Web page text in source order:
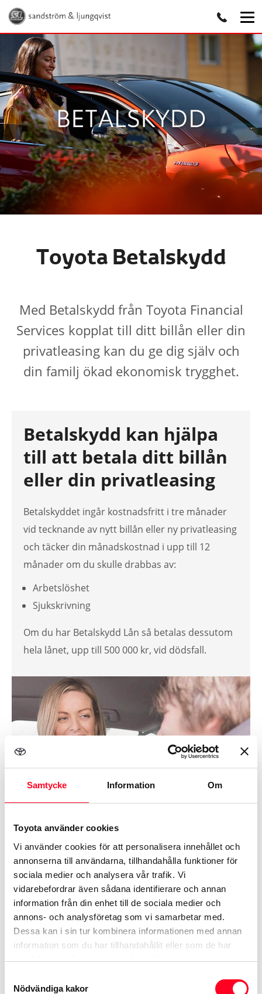
Samtycke Information Om
Toyota använder cookies
Vi använder cookies för att personalisera innehållet och
annonserna till användarna, tillhandahålla funktioner för
sociala medier och analysera vår trafik. Vi
vidarebefordrar även sådana identifierare och annan
information från din enhet till de sociala medier och
annons- och analysföretag som vi samarbetar med.
Dessa kan i sin tur kombinera informationen med annan
information som du har tillhandahållit eller som de har
samlat in när du har använt deras tjänster.
Nödvändiga kakor
Toyota Betalskydd
Med Betalskydd från Toyota Financial
Services kopplat till ditt billån eller din
privatleasing kan du ge dig själv och
din familj ökad ekonomisk trygghet.
Betalskydd kan hjälpa
till att betala ditt billån
eller din privatleasing
Betalskyddet ingår kostnadsfritt i tre månader
vid tecknande av nytt billån eller ny privatleasing
och täcker din månadskostnad i upp till 12
månader om du skulle drabbas av:
Arbetslöshet
Sjukskrivning
Om du har Betalskydd Lån så betalas dessutom
hela lånet, upp till 500 000 kr, vid dödsfall.